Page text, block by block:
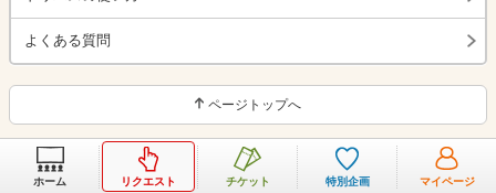
よくある質問
ページトップへ
ホーム リクエスト チケット 特別企画 マイページ